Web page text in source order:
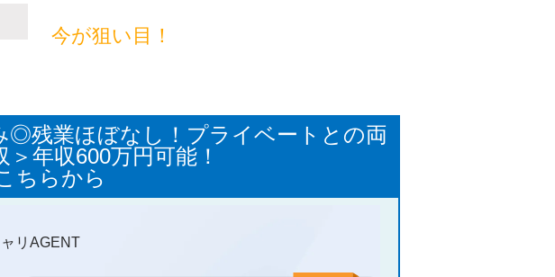
今が狙い目！
◎残業ほぼなし！プライベートとの両
年収600万円可能！
ちらから
リAGENT